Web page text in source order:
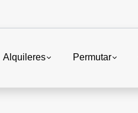
Alquileres Permutar